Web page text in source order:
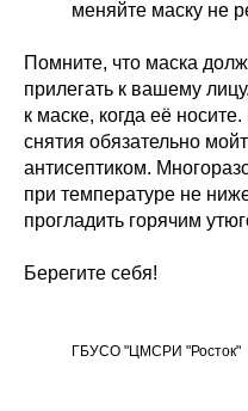
меняйте маску не
Помните, что маска
прилегать к вашему
к маске, когда её
снятия обязательно
антисептиком.
при температуре не
прогладить горячим
Берегите себя!
ГБУСО "ЦМСРИ "Росток"